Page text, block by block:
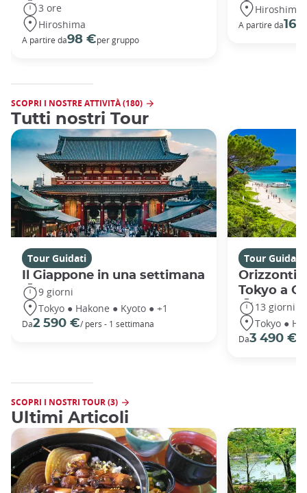
3 ore
Hiroshima
A partire da98 €per gruppo
Hiroshima
A partire da
SCOPRI I NOSTRE ATTIVITÀ (180)
Tutti nostri Tour
Tour Guidati
Il Giappone in una settimana
9 giorni
Tokyo ● Hakone ● Kyoto ● +1
Da2 590 €/ pers - 1 settimana
Tour Guidati
Orizzonti
Tokyo a
13 giorni
Tokyo ●
Da3 490 €
SCOPRI I NOSTRI TOUR (3)
Ultimi Articoli